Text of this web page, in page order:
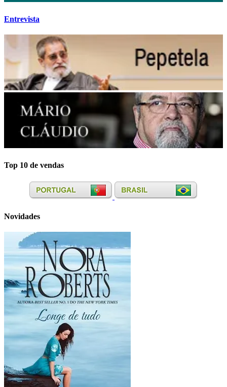
Entrevista
Top 10 de vendas
Novidades